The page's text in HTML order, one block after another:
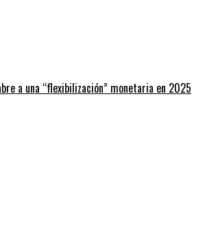
a una “flexibilización” monetaria en 2025